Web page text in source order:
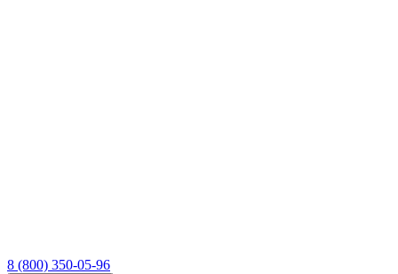
8 (800) 350-05-96